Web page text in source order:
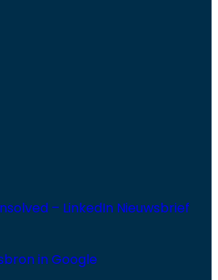
– LinkedIn Nieuwsbrief
in Google